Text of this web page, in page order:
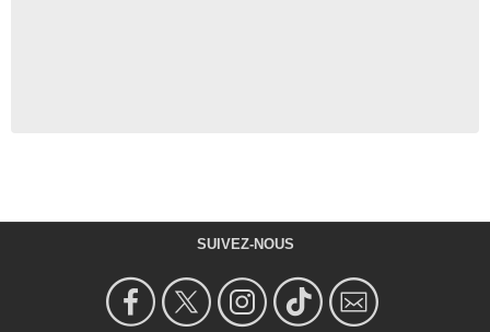
SUIVEZ-NOUS